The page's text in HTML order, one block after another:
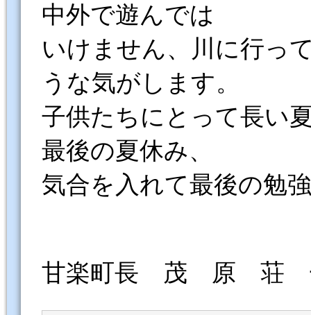
中外で遊んでは
いけません、川に行っ
うな気がします。
子供たちにとって長い
最後の夏休み、
気合を入れて最後の勉
甘楽町長 茂 原 荘